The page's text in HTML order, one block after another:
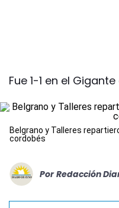
Fue 1-1 en el
Belgrano y Talleres
cordobés
Por Redacción